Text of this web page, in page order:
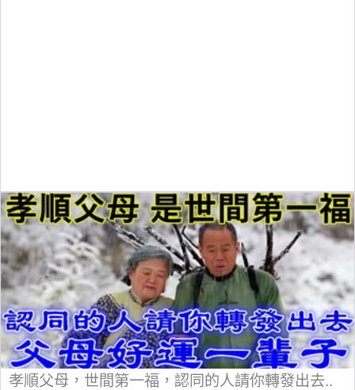
孝順父母，世間第一福，認同的人請你轉發出去..